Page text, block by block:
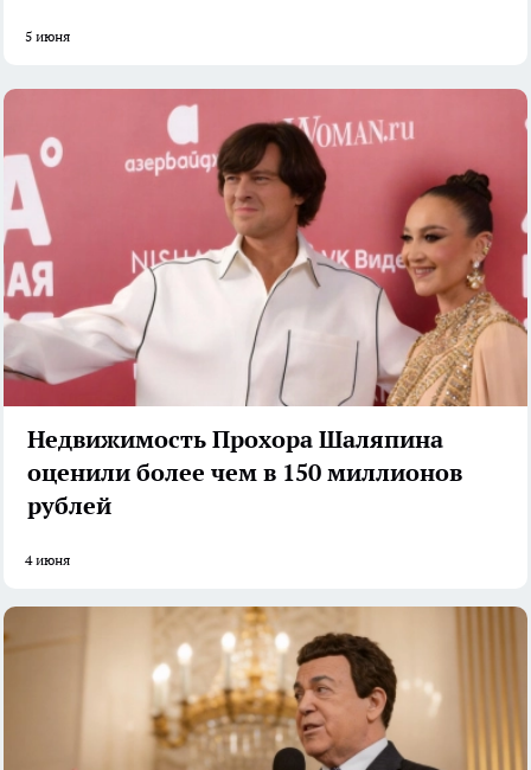
5 июня
Недвижимость Прохора Шаляпина
оценили более чем в 150 миллионов
рублей
4 июня